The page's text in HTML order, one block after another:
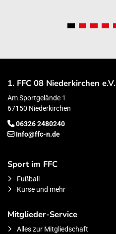
1. FFC 08 Niederkirchen e.V.
Am Sportgelände 1
67150 Niederkirchen
06326 2480240
Info@ffc-n.de
Sport im FFC
Fußball
Kurse und mehr
Mitglieder-Service
Alles zur Mitgliedschaft